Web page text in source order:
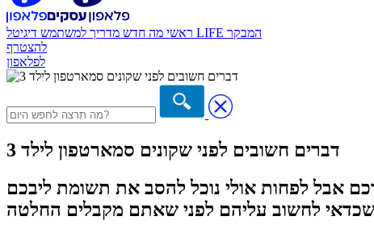
ראשי מה חדש מדריך למשתמש דיגיטל LIFE המבקר
להצטרף
לפלאפון
3 דברים חשובים לפני שקונים סמארטפון לילד
אבל לפחות אולי נוכל להסב את תשומת ליבכם